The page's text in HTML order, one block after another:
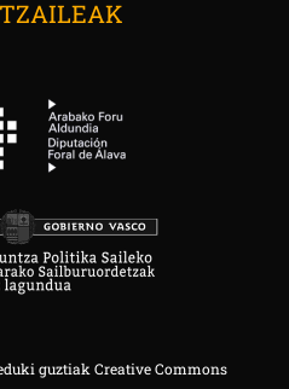
guztiak Creative Commons